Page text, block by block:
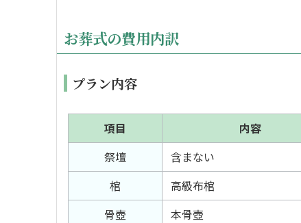
お葬式の費用内訳
プラン内容
項目 内容
祭壇
含まない
棺
高級布棺
骨壺
本骨壺